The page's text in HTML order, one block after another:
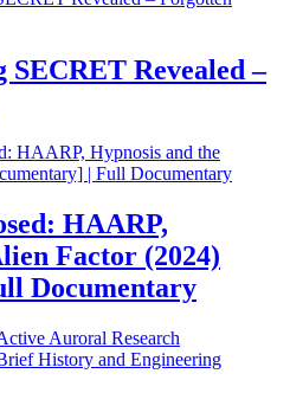
SECRET Revealed –
HAARP,
Factor (2024)
Documentary